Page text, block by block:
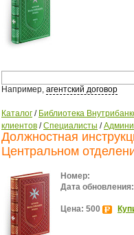
Например, агентский договор
Каталог / Библиотека
клиентов /Специалисты /
Должностная
Центральном
Номер:
Дата обновления:
Цена: 500